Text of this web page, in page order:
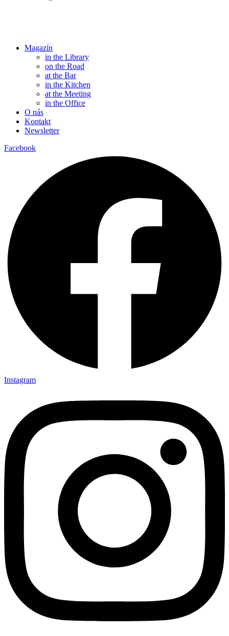
Magazín
in the Library
on the Road
at the Bar
in the Kitchen
at the Meeting
in the Office
O nás
Kontakt
Newsletter
Facebook
Instagram